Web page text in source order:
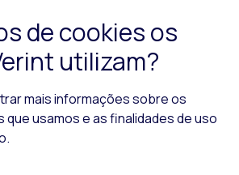
decookiesos
utilizam?
mais informações sobre os
que usamos e as finalidades de uso